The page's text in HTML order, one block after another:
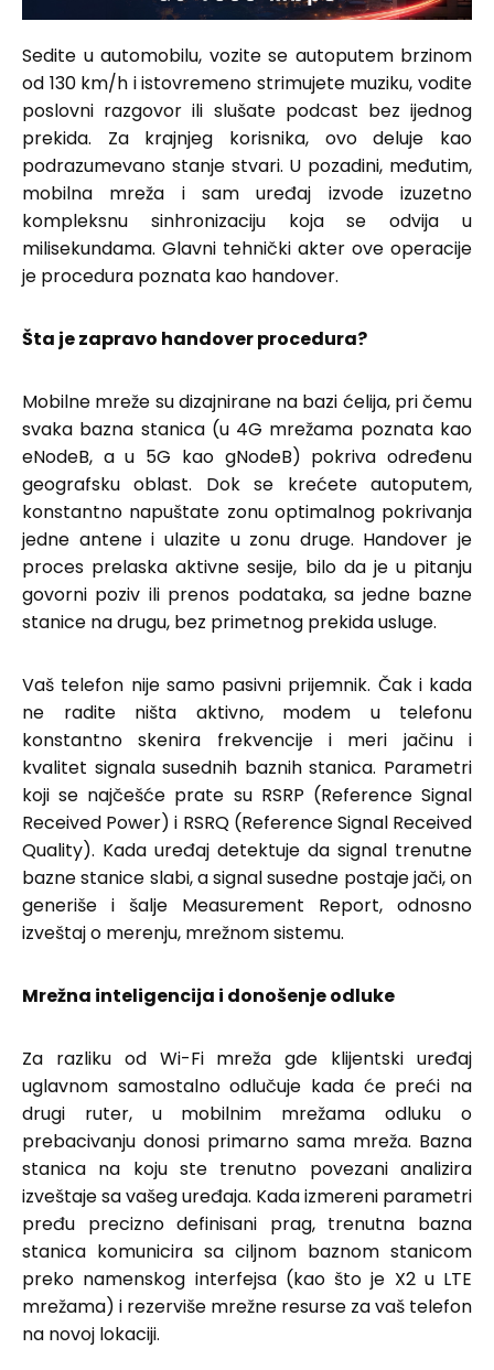
Sedite u automobilu, vozite se autoputem brzinom
od 130 km/h i istovremeno strimujete muziku, vodite
poslovni razgovor ili slušate podcast bez ijednog
prekida. Za krajnjeg korisnika, ovo deluje kao
podrazumevano stanje stvari. U pozadini, međutim,
mobilna mreža i sam uređaj izvode izuzetno
kompleksnu sinhronizaciju koja se odvija u
milisekundama. Glavni tehnički akter ove operacije
je procedura poznata kao handover.
Šta je zapravo handover procedura?
Mobilne mreže su dizajnirane na bazi ćelija, pri čemu
svaka bazna stanica (u 4G mrežama poznata kao
eNodeB, a u 5G kao gNodeB) pokriva određenu
geografsku oblast. Dok se krećete autoputem,
konstantno napuštate zonu optimalnog pokrivanja
jedne antene i ulazite u zonu druge. Handover je
proces prelaska aktivne sesije, bilo da je u pitanju
govorni poziv ili prenos podataka, sa jedne bazne
stanice na drugu, bez primetnog prekida usluge.
Vaš telefon nije samo pasivni prijemnik. Čak i kada
ne radite ništa aktivno, modem u telefonu
konstantno skenira frekvencije i meri jačinu i
kvalitet signala susednih baznih stanica. Parametri
koji se najčešće prate su RSRP (Reference Signal
Received Power) i RSRQ (Reference Signal Received
Quality). Kada uređaj detektuje da signal trenutne
bazne stanice slabi, a signal susedne postaje jači, on
generiše i šalje Measurement Report, odnosno
izveštaj o merenju, mrežnom sistemu.
Mrežna inteligencija i donošenje odluke
Za razliku od Wi-Fi mreža gde klijentski uređaj
uglavnom samostalno odlučuje kada će preći na
drugi ruter, u mobilnim mrežama odluku o
prebacivanju donosi primarno sama mreža. Bazna
stanica na koju ste trenutno povezani analizira
izveštaje sa vašeg uređaja. Kada izmereni parametri
pređu precizno definisani prag, trenutna bazna
stanica komunicira sa ciljnom baznom stanicom
preko namenskog interfejsa (kao što je X2 u LTE
mrežama) i rezerviše mrežne resurse za vaš telefon
na novoj lokaciji.